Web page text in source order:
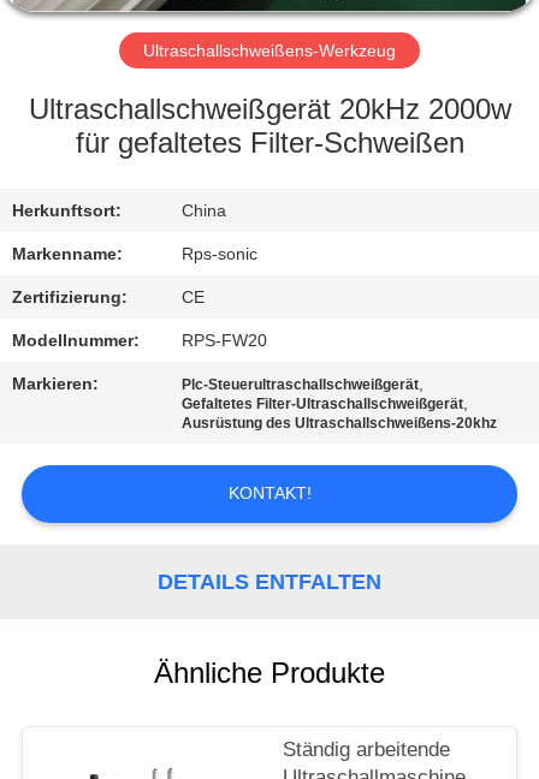
FABRIK-
AUSFLUG
QUALITÄTSKONTROLLE
TRETEN
SIE
MIT
UNS
IN
VERBINDUNG
NACHRICHTEN
Ultraschallschweißens-Werkzeug
Ultraschallschweißgerät 20kHz 2000w
für gefaltetes Filter-Schweißen
Herkunftsort: China
Markenname: Rps-sonic
Zertifizierung: CE
Modellnummer: RPS-FW20
Markieren: Plc-Steuerultraschallschweißgerät,
Gefaltetes Filter-Ultraschallschweißgerät,
Ausrüstung des Ultraschallschweißens-20khz
KONTAKT!
DETAILS ENTFALTEN
Ähnliche Produkte
Ständig arbeitende